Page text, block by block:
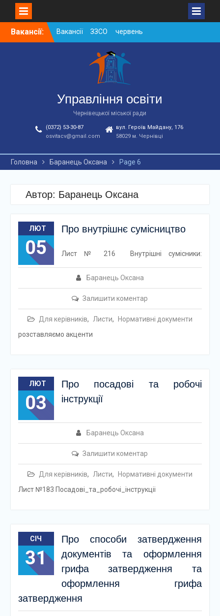
SkipВакансії:
Вакансії ЗЗСО червень
2026
Вакансії у ЗДО та
дошкільних підрозділах
ЗЗСО станом на
01.08.2026 р.
Вакансії ЗЗСО серпень
2026
Управління освіти
Чернівецької міської ради
(0372) 53-30-87
osvitacv@gmail.com
вул. Героїв Майдану, 176
58029 м. Чернівці
Головна Баранець Оксана Page 6
Автор: Баранець Оксана
ЛЮТ
05
Про внутрішнє сумісництво
Баранець Оксана
Залишити коментар
Для керівників, Листи, Нормативні документи
Лист № 216 Внутрішні сумісники:
розставляємо акценти
ЛЮТ
03
Про посадові та робочі
інструкції
Баранець Оксана
Залишити коментар
Для керівників, Листи,
Нормативні документи
Лист №183 Посадовi_та_робочi_iнструкцii
СІЧ
31
Про способи затвердження
документів та оформлення
грифа затвердження та
оформлення грифа
затвердження